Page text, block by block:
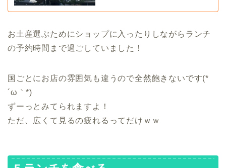
お土産選ぶためにショップに入ったりしながらランチ
の予約時間まで過ごしていました！
国ごとにお店の雰囲気も違うので全然飽きないです(*
´ω｀*)
ずーっとみてられますよ！
ただ、広くて見るの疲れるってだけｗｗ